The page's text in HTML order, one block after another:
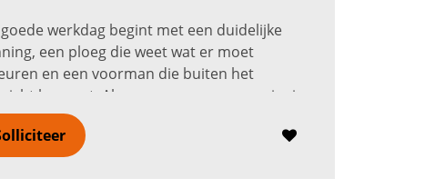
goede werkdag begint met een duidelijke
een ploeg die weet wat er moet
en een voorman die buiten het
bewaart. Als voorman groenvoorziening
begeleid je twee tot tien medewerkers...
verder